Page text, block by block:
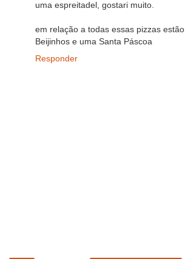
uma espreitadel, gostari muito.
em relação a todas essas pizzas
Beijinhos e uma Santa Páscoa
Responder